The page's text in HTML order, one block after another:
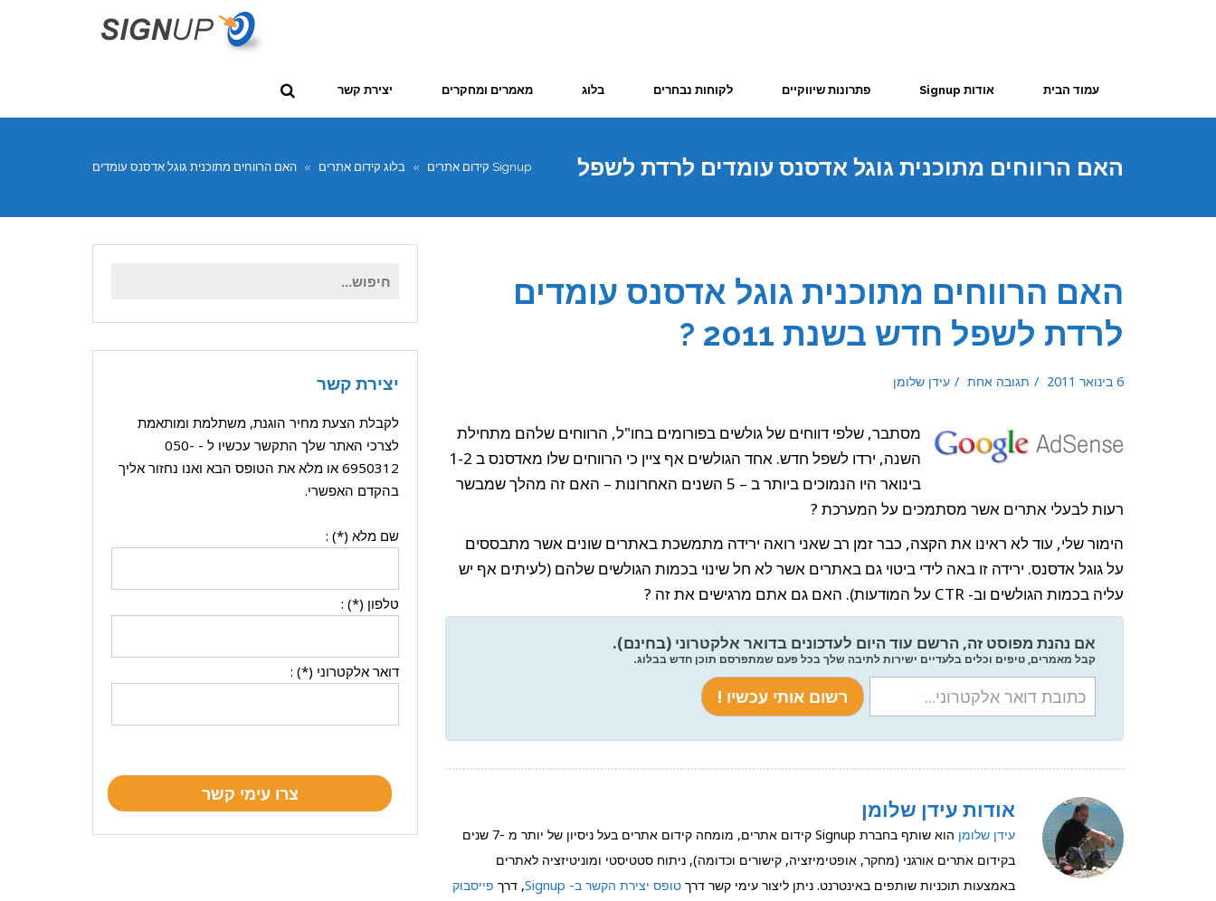
עמוד הבית אודות Signup פתרונות שיווקיים לקוחות נבחרים בלוג מאמרים ומחקרים יצירת קשר
האם הרווחים מתוכנית גוגל אדסנס עומדים לרדת לשפל Signup קידום אתרים » בלוג קידום אתרים » האם הרווחים מתוכנית גוגל אדסנס עומדים
האם הרווחים מתוכנית גוגל אדסנס עומדים
לרדת לשפל חדש בשנת 2011 ?
6 בינואר 2011 תגובה אחת עידן שלומן
מסתבר, שלפי דווחים של גולשים בפורומים בחו"ל, הרווחים שלהם מתחילת
השנה, ירדו לשפל חדש. אחד הגולשים אף ציין כי הרווחים שלו מאדסנס ב 1-2
בינואר היו הנמוכים ביותר ב – 5 השנים האחרונות – האם זה מהלך שמבשר
רעות לבעלי אתרים אשר מסתמכים על המערכת ?
הימור שלי, עוד לא ראינו את הקצה, כבר זמן רב שאני רואה ירידה מתמשכת באתרים שונים אשר מתבססים
על גוגל אדסנס. ירידה זו באה לידי ביטוי גם באתרים אשר לא חל שינוי בכמות הגולשים שלהם (לעיתים אף יש
עליה בכמות הגולשים וב- CTR על המודעות). האם גם אתם מרגישים את זה ?
אם נהנת מפוסט זה, הרשם עוד היום לעדכונים בדואר אלקטרוני (בחינם).
קבל מאמרים, טיפים וכלים בלעדיים ישירות לתיבה שלך בכל פעם שמתפרסם תוכן חדש בבלוג.
אודות עידן שלומן
עידן שלומן
הוא שותף בחברת Signup קידום אתרים, מומחה קידום אתרים בעל ניסיון של יותר מ -7 שנים
בקידום אתרים אורגני (מחקר, אופטימיזציה, קישורים וכדומה), ניתוח סטטיסטי ומוניטיזציה לאתרים
באמצעות תוכניות שותפים באינטרנט. ניתן ליצור עימי קשר דרך טופס יצירת הקשר ב- Signup , דרך פייסבוק
יצירת קשר
לקבלת הצעת מחיר הוגנת, משתלמת ומותאמת
לצרכי האתר שלך התקשר עכשיו ל - 050-
6950312 או מלא את הטופס הבא ואנו נחזור אליך
בהקדם האפשרי.
שם מלא (*) :
טלפון (*) :
דואר אלקטרוני (*) :